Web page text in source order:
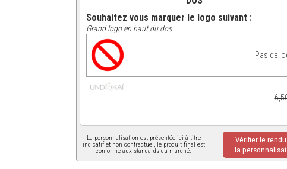
Souhaitez vous marquer le logo suivant :
Grand logo en haut du dos
Pas de
La personnalisation est présentée ici à titre
indicatif et non contractuel, le produit final est
conforme aux standards du marché.
Vérifier le
la